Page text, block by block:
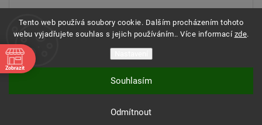
Tento web používá soubory cookie. Dalším procházením tohoto
webu vyjadřujete souhlas s jejich používáním.. Více informací zde.
Odmítnout
Souhlasím
SMALL LAKE
. Všechna práva vyhrazena.
Zobrazit